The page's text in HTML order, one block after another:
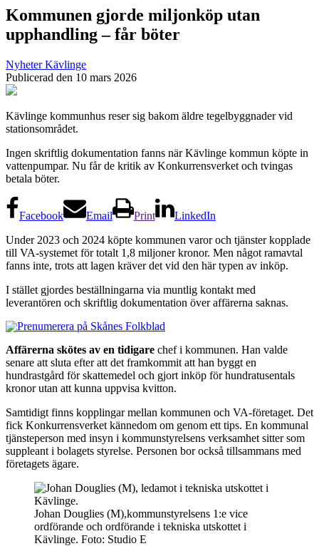
Kommunen gjorde miljonköp utan
upphandling – får böter
Nyheter Kävlinge
Publicerad den 10 mars 2026
Kävlinge kommunhus reser sig bakom äldre tegelbyggnader vid
stationsområdet.
Ingen skriftlig dokumentation fanns när Kävlinge kommun köpte in
vattenpumpar. Nu får de kritik av Konkurrensverket och tvingas
betala böter.
Facebook Email Print
LinkedIn
Under 2023 och 2024 köpte kommunen varor och tjänster kopplade
till VA-systemet för totalt 1,8 miljoner kronor. Men något ramavtal
fanns inte, trots att lagen kräver det vid den här typen av inköp.
I stället gjordes beställningarna via muntlig kontakt med
leverantören och skriftlig dokumentation över affärerna saknas.
Affärerna skötes av en tidigare chef i kommunen. Han valde
senare att sluta efter att det framkommit att han byggt en
hundrastgård för skattemedel och gjort inköp för hundratusentals
kronor utan att kunna uppvisa kvitton.
Samtidigt finns kopplingar mellan kommunen och VA-företaget. Det
fick Konkurrensverket kännedom om genom ett tips. En kommunal
tjänsteperson med insyn i kommunstyrelsens verksamhet sitter som
suppleant i bolagets styrelse. Personen bor också tillsammans med
företagets ägare.
Johan Douglies (M),kommunstyrelsens 1:e vice
ordförande och ordförande i tekniska utskottet i
Kävlinge. Foto: Studio E